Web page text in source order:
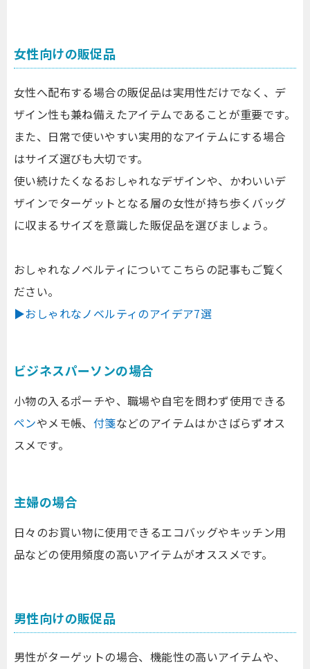
女性向けの販促品
女性へ配布する場合の販促品は実用性だけでなく、デ
ザイン性も兼ね備えたアイテムであることが重要です。
また、日常で使いやすい実用的なアイテムにする場合
はサイズ選びも大切です。
使い続けたくなるおしゃれなデザインや、かわいいデ
ザインでターゲットとなる層の女性が持ち歩くバッグ
に収まるサイズを意識した販促品を選びましょう。
おしゃれなノベルティについてこちらの記事もご覧く
ださい。
▶おしゃれなノベルティのアイデア7選
ビジネスパーソンの場合
小物の入るポーチや、職場や自宅を問わず使用できる
ペンやメモ帳、 付箋などのアイテムはかさばらずオス
スメです。
主婦の場合
日々のお買い物に使用できるエコバッグやキッチン用
品などの使用頻度の高いアイテムがオススメです。
男性向けの販促品
男性がターゲットの場合、機能性の高いアイテムや、